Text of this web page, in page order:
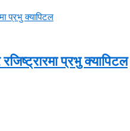
प्रभु क्यापिटल